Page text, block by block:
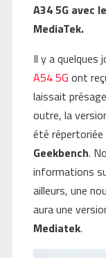
A34 5G avec
MediaTek.
Il y a quelques
A54 5G ont
laissait
outre, la
été répertoriée
Geekbench.
informations
ailleurs, une
aura une
Mediatek.